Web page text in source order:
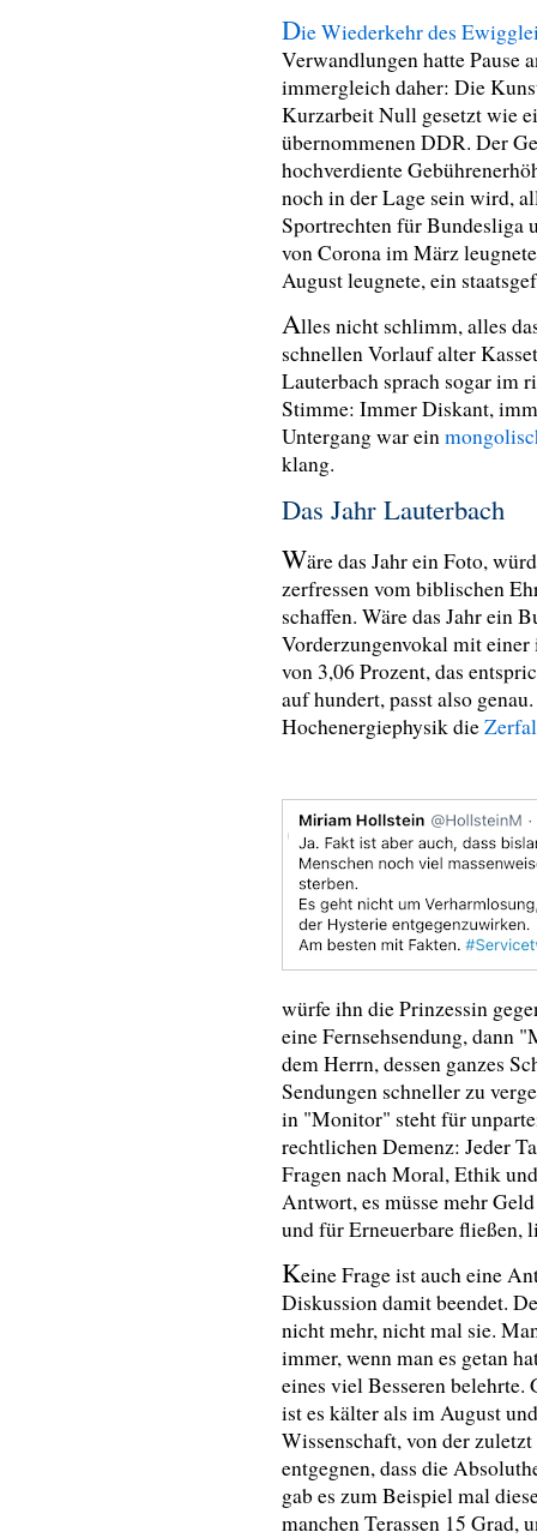
Die Wiederkehr des
Verwandlungen hatte Pause
immergleich daher: Die
Kurzarbeit Null gesetzt wie
übernommenen DDR. Der
hochverdiente
noch in der Lage sein wird,
Sportrechten für Bundesliga
von Corona im März
August leugnete, ein
Alles nicht schlimm, alles
schnellen Vorlauf alter
Lauterbach sprach sogar im
Stimme: Immer Diskant,
Untergang war ein
klang.
Das Jahr Lauterbach
Wäre das Jahr ein Foto,
zerfressen vom biblischen
schaffen. Wäre das Jahr ein
Vorderzungenvokal mit
von 3,06 Prozent, das
auf hundert, passt also
Hochenergiephysik die
würfe ihn die Prinzessin
eine Fernsehsendung, dann
dem Herrn, dessen ganzes
Sendungen schneller zu
in "Monitor" steht für
rechtlichen Demenz: Jeder
Fragen nach Moral, Ethik
Antwort, es müsse mehr
und für Erneuerbare fließen,
Keine Frage ist auch eine
Diskussion damit beendet.
nicht mehr, nicht mal sie.
immer, wenn man es getan
eines viel Besseren belehrte.
ist es kälter als im August
Wissenschaft, von der
entgegnen, dass die
gab es zum Beispiel mal
manchen Terassen 15 Grad,